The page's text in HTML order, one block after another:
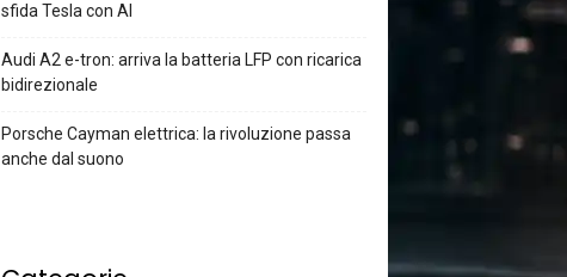
sfida Tesla con AI
Audi A2 e-tron: arriva la batteria LFP con ricarica
bidirezionale
Porsche Cayman elettrica: la rivoluzione passa
anche dal suono